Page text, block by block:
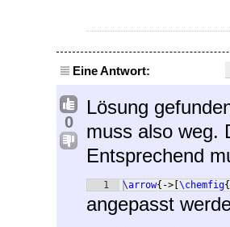
Eine Antwort:
0
Lösung
muss also weg.
Entsprechend
1 \arrow{ -> \chemfig{
angepasst